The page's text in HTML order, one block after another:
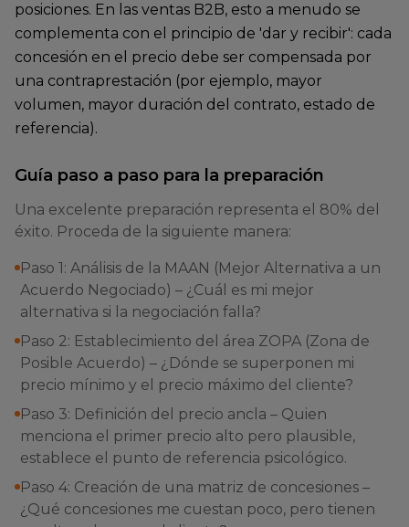
posiciones. En las ventas B2B, esto a menudo se
complementa con el principio de 'dar y recibir': cada
concesión en el precio debe ser compensada por
una contraprestación (por ejemplo, mayor
volumen, mayor duración del contrato, estado de
referencia).
Guía paso a paso para la preparación
Una excelente preparación representa el 80% del
éxito. Proceda de la siguiente manera:
Paso 1: Análisis de la MAAN (Mejor Alternativa a un
Acuerdo Negociado) – ¿Cuál es mi mejor
alternativa si la negociación falla?
Paso 2: Establecimiento del área ZOPA (Zona de
Posible Acuerdo) – ¿Dónde se superponen mi
precio mínimo y el precio máximo del cliente?
Paso 3: Definición del precio ancla – Quien
menciona el primer precio alto pero plausible,
establece el punto de referencia psicológico.
Paso 4: Creación de una matriz de concesiones –
¿Qué concesiones me cuestan poco, pero tienen